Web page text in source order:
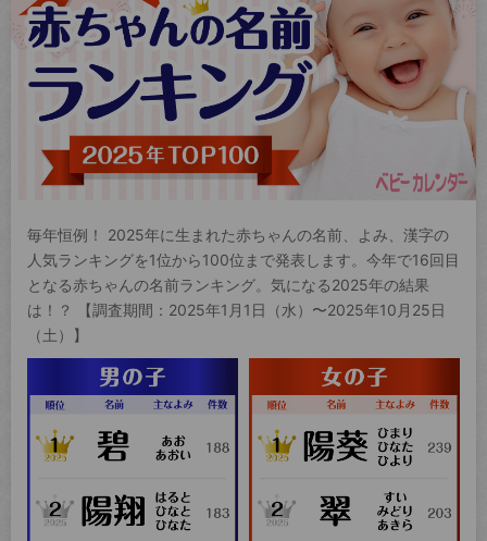
毎年恒例！ 2025年に生まれた赤ちゃんの名前、よみ、漢字の
人気ランキングを1位から100位まで発表します。今年で16回目
となる赤ちゃんの名前ランキング。気になる2025年の結果
は！？ 【調査期間：2025年1月1日（水）〜2025年10月25日
（土）】